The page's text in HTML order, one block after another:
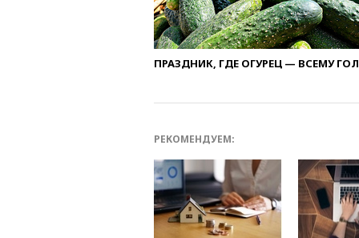
ПРАЗДНИК, ГДЕ ОГУРЕЦ — ВСЕМУ
РЕКОМЕНДУЕМ: